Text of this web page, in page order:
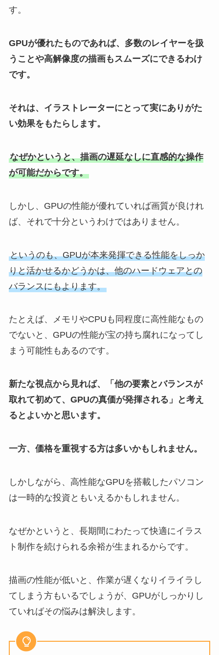
す。
GPUが優れたものであれば、多数のレイヤーを扱
うことや高解像度の描画もスムーズにできるわけ
です。
それは、イラストレーターにとって実にありがた
い効果をもたらします。
なぜかというと、描画の遅延なしに直感的な操作
が可能だからです。
しかし、GPUの性能が優れていれば画質が良けれ
ば、それで十分というわけではありません。
というのも、GPUが本来発揮できる性能をしっか
りと活かせるかどうかは、他のハードウェアとの
バランスにもよります。
たとえば、メモリやCPUも同程度に高性能なもの
でないと、GPUの性能が宝の持ち腐れになってし
まう可能性もあるのです。
新たな視点から見れば、「他の要素とバランスが
取れて初めて、GPUの真価が発揮される」と考え
るとよいかと思います。
一方、価格を重視する方は多いかもしれません。
しかしながら、高性能なGPUを搭載したパソコン
は一時的な投資ともいえるかもしれません。
なぜかというと、長期間にわたって快適にイラス
ト制作を続けられる余裕が生まれるからです。
描画の性能が低いと、作業が遅くなりイライラし
てしまう方もいるでしょうが、GPUがしっかりし
ていればその悩みは解決します。